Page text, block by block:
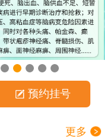
预约挂号
更多